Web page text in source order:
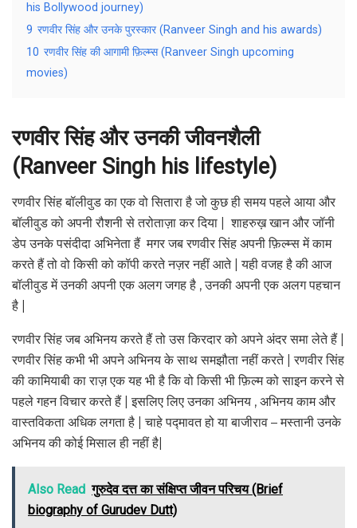
his Bollywood journey)
9 रणवीर सिंह और उनके पुरस्कार (Ranveer Singh and his awards)
10 रणवीर सिंह की आगामी फ़िल्म्स (Ranveer Singh upcoming
movies)
रणवीर सिंह और उनकी जीवनशैली
(Ranveer Singh his lifestyle)
रणवीर सिंह बॉलीवुड का एक वो सितारा है जो कुछ ही समय पहले आया और
बॉलीवुड को अपनी रौशनी से तरोताज़ा कर दिया | शाहरुख़ खान और जॉनी
डेप उनके पसंदीदा अभिनेता हैं मगर जब रणवीर सिंह अपनी फ़िल्म्स में काम
करते हैं तो वो किसी को कॉपी करते नज़र नहीं आते | यही वजह है की आज
बॉलीवुड में उनकी अपनी एक अलग जगह है , उनकी अपनी एक अलग पहचान
है |
रणवीर सिंह जब अभिनय करते हैं तो उस किरदार को अपने अंदर समा लेते हैं |
रणवीर सिंह कभी भी अपने अभिनय के साथ समझौता नहीं करते | रणवीर सिंह
की कामियाबी का राज़ एक यह भी है कि वो किसी भी फ़िल्म को साइन करने से
पहले गहन विचार करते हैं | इसलिए लिए उनका अभिनय , अभिनय काम और
वास्तविकता अधिक लगता है | चाहे पद्मावत हो या बाजीराव – मस्तानी उनके
अभिनय की कोई मिसाल ही नहीं है|
Also Read गुरुदेव दत्त का संक्षिप्त जीवन परिचय (Brief
biography of Gurudev Dutt)